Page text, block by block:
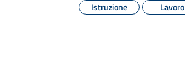
Istruzione
Lavoro